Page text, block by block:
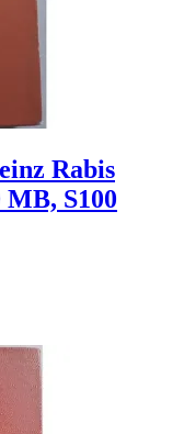
Rabis
MB, S100